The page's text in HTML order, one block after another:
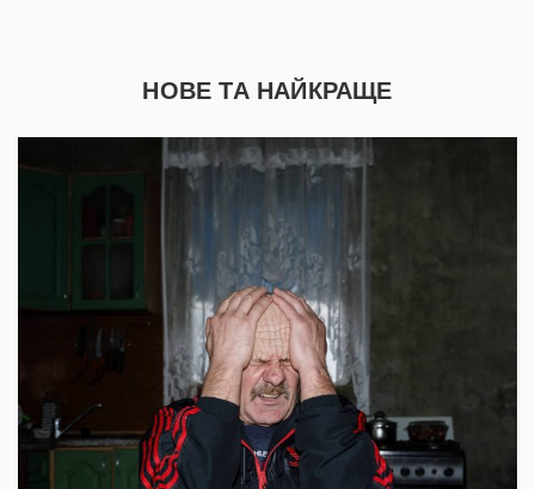
НОВЕ ТА НАЙКРАЩЕ